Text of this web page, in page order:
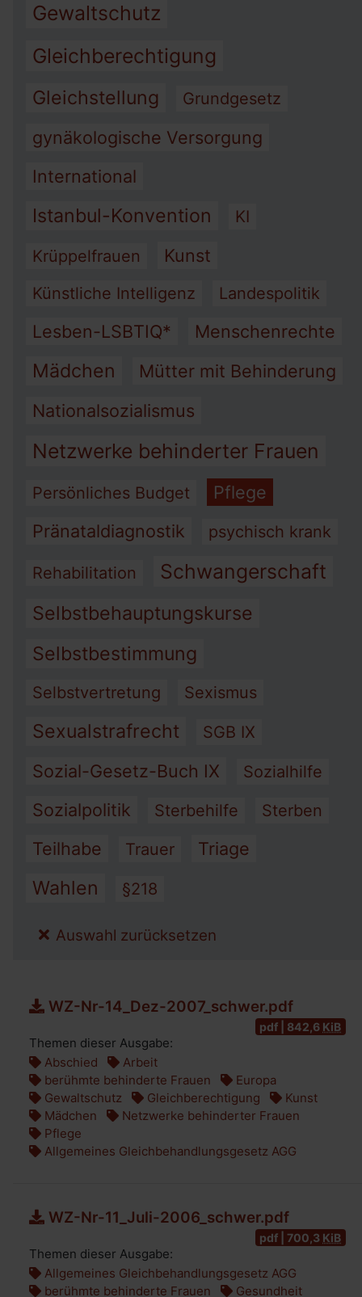
Gewaltschutz
Gleichberechtigung
Gleichstellung Grundgesetz
gynäkologische Versorgung
International
Istanbul-Konvention KI
Krüppelfrauen Kunst
Künstliche Intelligenz Landespolitik
Lesben-LSBTIQ* Menschenrechte
Mädchen
Mütter mit Behinderung
Nationalsozialismus
Netzwerke behinderter Frauen
Persönliches Budget
Pflege
Pränataldiagnostik
psychisch krank
Rehabilitation Schwangerschaft
Selbstbehauptungskurse
Selbstbestimmung
Selbstvertretung Sexismus
Sexualstrafrecht SGB IX
Sozial-Gesetz-Buch IX Sozialhilfe
Sozialpolitik Sterbehilfe Sterben
Teilhabe Trauer Triage
Wahlen §218
Auswahl zurücksetzen
WZ-Nr-14_Dez-2007_schwer.pdf
pdf | 842,6 KiB
Themen dieser Ausgabe:
Abschied
Arbeit
berühmte behinderte Frauen
Europa
Gewaltschutz
Gleichberechtigung
Kunst
Mädchen
Netzwerke behinderter Frauen
Pflege
Allgemeines Gleichbehandlungsgesetz AGG
WZ-Nr-11_Juli-2006_schwer.pdf
pdf | 700,3 KiB
Themen dieser Ausgabe:
Allgemeines Gleichbehandlungsgesetz AGG
berühmte behinderte Frauen
Gesundheit